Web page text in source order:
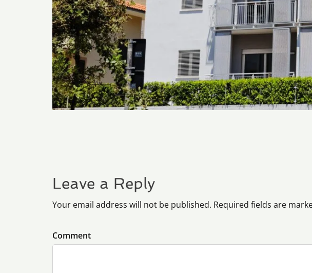
Leave a Reply
Your email address will not be published. Required fields are
Comment